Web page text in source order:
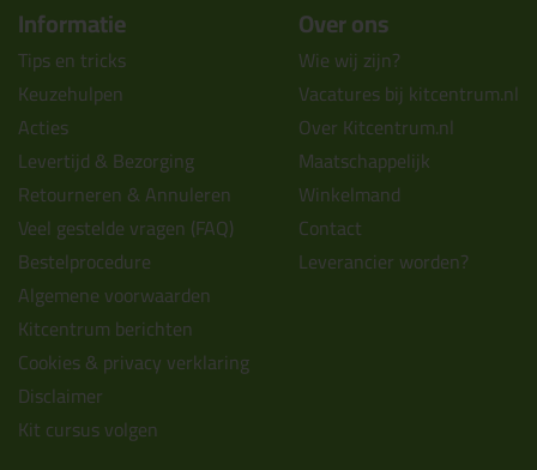
Informatie
Tips en tricks
Keuzehulpen
Acties
Levertijd & Bezorging
Retourneren & Annuleren
Veel gestelde vragen (FAQ)
Bestelprocedure
Algemene voorwaarden
Kitcentrum berichten
Cookies & privacy verklaring
Disclaimer
Kit cursus volgen
Over ons
Wie wij zijn?
Vacatures bij kitcentrum.nl
Over Kitcentrum.nl
Maatschappelijk
Winkelmand
Contact
Leverancier worden?